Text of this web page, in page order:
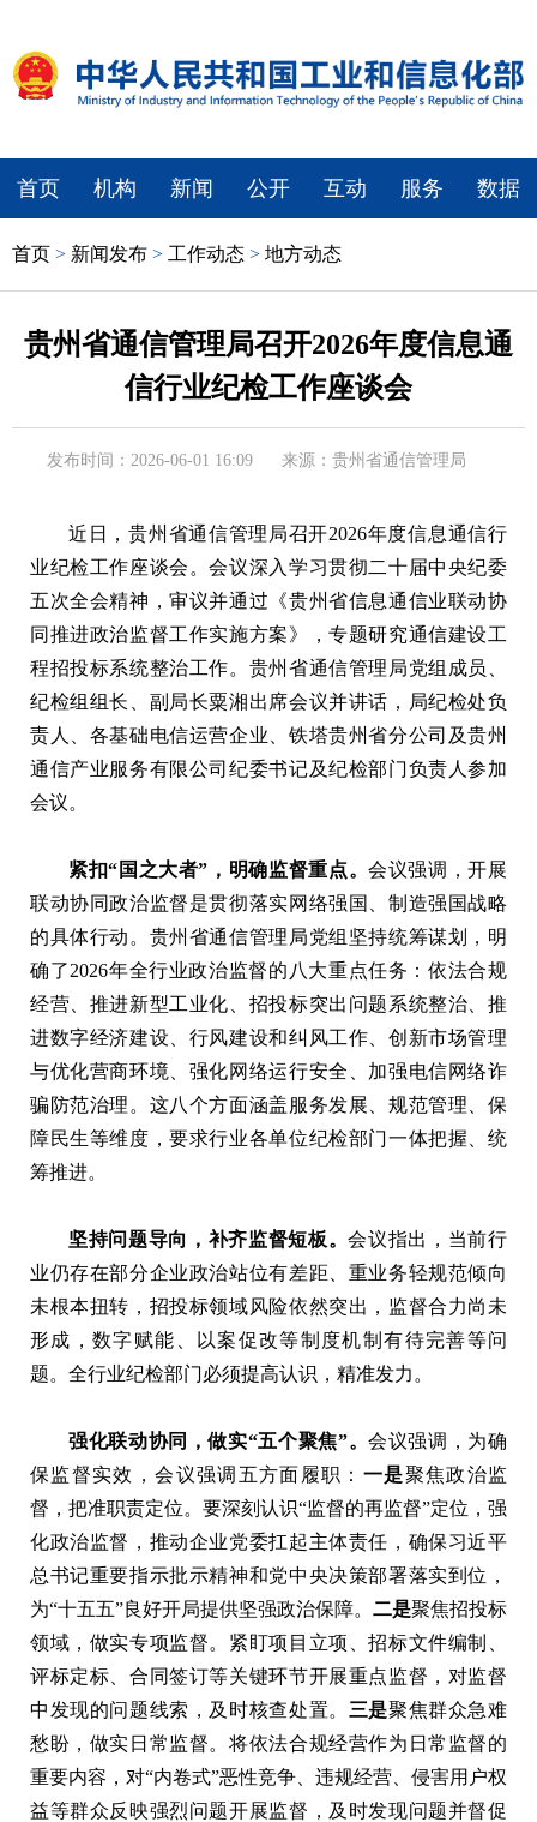
首页 机构 新闻 公开 互动 服务 数据
首页 > 新闻发布 > 工作动态 > 地方动态
贵州省通信管理局召开2026年度信息通
信行业纪检工作座谈会
发布时间：2026-06-01 16:09 来源：贵州省通信管理局
近日，贵州省通信管理局召开2026年度信息通信行
业纪检工作座谈会。会议深入学习贯彻二十届中央纪委
五次全会精神，审议并通过《贵州省信息通信业联动协
同推进政治监督工作实施方案》，专题研究通信建设工
程招投标系统整治工作。贵州省通信管理局党组成员、
纪检组组长、副局长粟湘出席会议并讲话，局纪检处负
责人、各基础电信运营企业、铁塔贵州省分公司及贵州
通信产业服务有限公司纪委书记及纪检部门负责人参加
会议。
紧扣“国之大者”，明确监督重点。会议强调，开展
联动协同政治监督是贯彻落实网络强国、制造强国战略
的具体行动。贵州省通信管理局党组坚持统筹谋划，明
确了2026年全行业政治监督的八大重点任务：依法合规
经营、推进新型工业化、招投标突出问题系统整治、推
进数字经济建设、行风建设和纠风工作、创新市场管理
与优化营商环境、强化网络运行安全、加强电信网络诈
骗防范治理。这八个方面涵盖服务发展、规范管理、保
障民生等维度，要求行业各单位纪检部门一体把握、统
筹推进。
坚持问题导向，补齐监督短板。会议指出，当前行
业仍存在部分企业政治站位有差距、重业务轻规范倾向
未根本扭转，招投标领域风险依然突出，监督合力尚未
形成，数字赋能、以案促改等制度机制有待完善等问
题。全行业纪检部门必须提高认识，精准发力。
强化联动协同，做实“五个聚焦”。会议强调，为确
保监督实效，会议强调五方面履职： 一是聚焦政治监
督，把准职责定位。要深刻认识“监督的再监督”定位，强
化政治监督，推动企业党委扛起主体责任，确保习近平
总书记重要指示批示精神和党中央决策部署落实到位，
为“十五五”良好开局提供坚强政治保障。 二是聚焦招投标
领域，做实专项监督。紧盯项目立项、招标文件编制、
评标定标、合同签订等关键环节开展重点监督，对监督
中发现的问题线索，及时核查处置。 三是聚焦群众急难
愁盼，做实日常监督。将依法合规经营作为日常监督的
重要内容，对“内卷式”恶性竞争、违规经营、侵害用户权
益等群众反映强烈问题开展监督，及时发现问题并督促